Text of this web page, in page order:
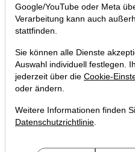
28.06.2022 um 11:01 Uhr |A.
Google/YouTube oder Meta
Verarbeitung kann auch
stattfinden.
Sie können alle Dienste
Auswahl individuell festlegen.
jederzeit über die Cookie-
oder ändern.
Weitere Informationen finden
Datenschutzrichtlinie.